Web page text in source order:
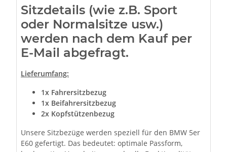
Sitzdetails (wie z.B. Sport
oder Normalsitze usw.)
werden nach dem Kauf per
E-Mail abgefragt.
Lieferumfang:
1x Fahrersitzbezug
1x Beifahrersitzbezug
2x Kopfstützenbezug
Unsere Sitzbezüge werden speziell für den BMW 5er
E60 gefertigt. Das bedeutet: optimale Passform,